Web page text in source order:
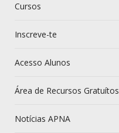
Cursos
Inscreve-te
Acesso Alunos
Área de Recursos Gratuítos
Notícias APNA